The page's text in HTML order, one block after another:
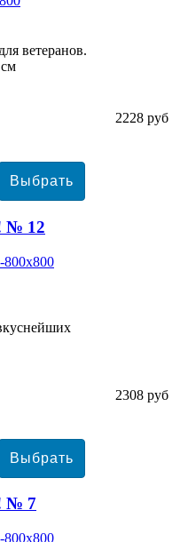
ветеранов.
2228 руб
№ 12
2308 руб
№ 7